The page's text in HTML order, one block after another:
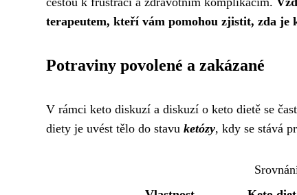
terapeutem, kteří vám pomohou zjistit, zda je
Potraviny povolené a zakázané
V rámci keto diskuzí a diskuzí o keto dietě se
diety je uvést tělo do stavu ketózy, kdy se stává